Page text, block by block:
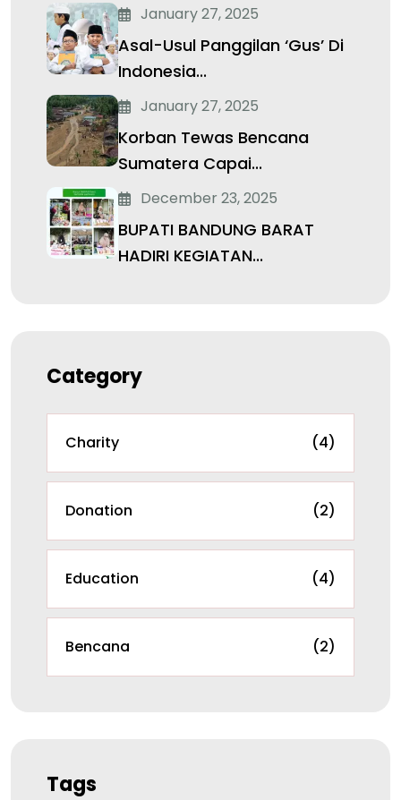
January 27, 2025
Asal-Usul Panggilan ‘Gus’ Di
Indonesia...
January 27, 2025
Korban Tewas Bencana
Sumatera Capai...
December 23, 2025
BUPATI BANDUNG BARAT
HADIRI KEGIATAN...
Category
Charity (4)
Donation (2)
Education (4)
Bencana (2)
Tags